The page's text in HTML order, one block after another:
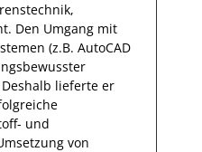
Den Umgang mit
(z.B. AutoCAD
Deshalb lieferte er
und
von